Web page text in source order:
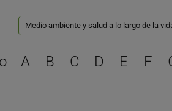
Medio ambiente y salud a lo largo de la
A B C D E F